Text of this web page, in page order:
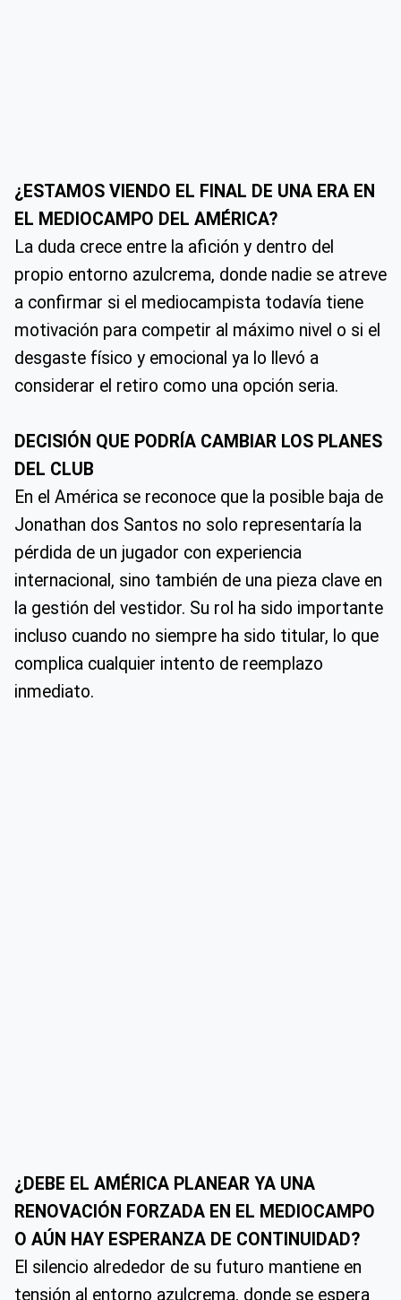
¿ESTAMOS VIENDO EL FINAL DE UNA ERA EN
EL MEDIOCAMPO DEL AMÉRICA?
La duda crece entre la afición y dentro del
propio entorno azulcrema, donde nadie se atreve
a confirmar si el mediocampista todavía tiene
motivación para competir al máximo nivel o si el
desgaste físico y emocional ya lo llevó a
considerar el retiro como una opción seria.
DECISIÓN QUE PODRÍA CAMBIAR LOS PLANES
DEL CLUB
En el América se reconoce que la posible baja de
Jonathan dos Santos no solo representaría la
pérdida de un jugador con experiencia
internacional, sino también de una pieza clave en
la gestión del vestidor. Su rol ha sido importante
incluso cuando no siempre ha sido titular, lo que
complica cualquier intento de reemplazo
inmediato.
¿DEBE EL AMÉRICA PLANEAR YA UNA
RENOVACIÓN FORZADA EN EL MEDIOCAMPO
O AÚN HAY ESPERANZA DE CONTINUIDAD?
El silencio alrededor de su futuro mantiene en
tensión al entorno azulcrema, donde se espera